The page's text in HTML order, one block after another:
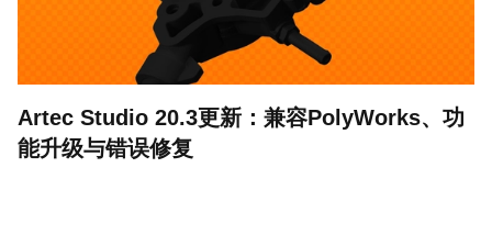
Artec Studio 20.3更新：兼容PolyWorks、功
能升级与错误修复